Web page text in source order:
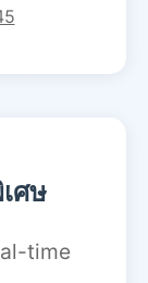
ศษ
time